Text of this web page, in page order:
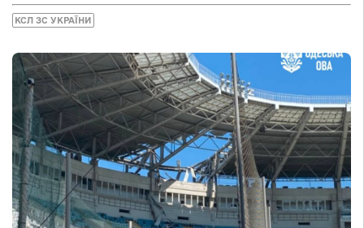
КСЛ ЗС УКРАЇНИ